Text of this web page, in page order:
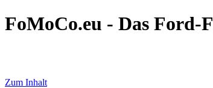
FoMoCo.eu - Das
Zum Inhalt